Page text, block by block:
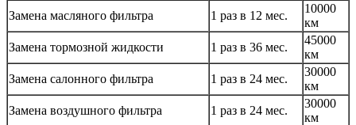
Замена масляного фильтра
1 раз в 12 мес.
10000
км
Замена тормозной жидкости
1 раз в 36 мес.
45000
км
Замена салонного фильтра
1 раз в 24 мес.
30000
км
Замена воздушного фильтра
1 раз в 24 мес.
30000
км